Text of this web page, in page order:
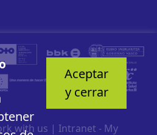
Aceptar
y cerrar
with us | Intranet - My